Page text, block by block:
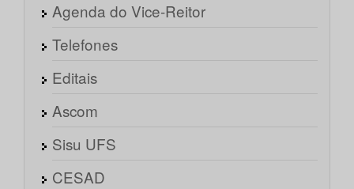
Agenda do Vice-Reitor
Telefones
Editais
Ascom
Sisu UFS
CESAD